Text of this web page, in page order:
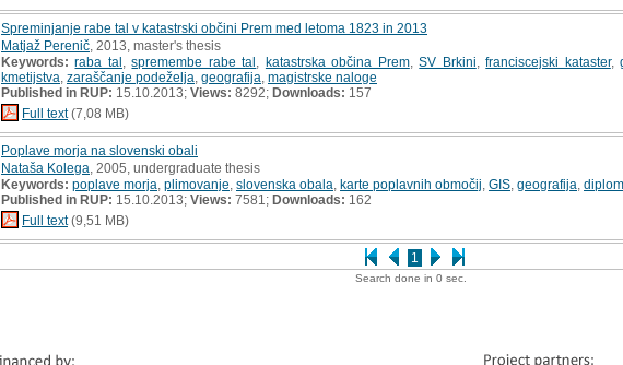
1
Spreminjanje rabe tal v katastrski občini Prem med letoma 1823 in 2013
Matjaž Perenič , 2013, master's thesis
Keywords: raba tal ,spremembe rabe tal katastrska občina Prem,SV Brkini ,franciscejski kataster,
kmetijstva zaraščanje podeželja geografija magistrske naloge
Published in RUP: 15.10.2013; Views: 8292; Downloads: 157
Full text(7,08 MB)
Poplave morja na slovenski obali
Nataša Kolega , 2005, undergraduate thesis
Keywords: poplave morja plimovanje slovenska obala karte poplavnih območij GIS geografija
Published in RUP: 15.10.2013; Views: 7581; Downloads: 162
Full text(9,51 MB)
Search done in 0 sec.